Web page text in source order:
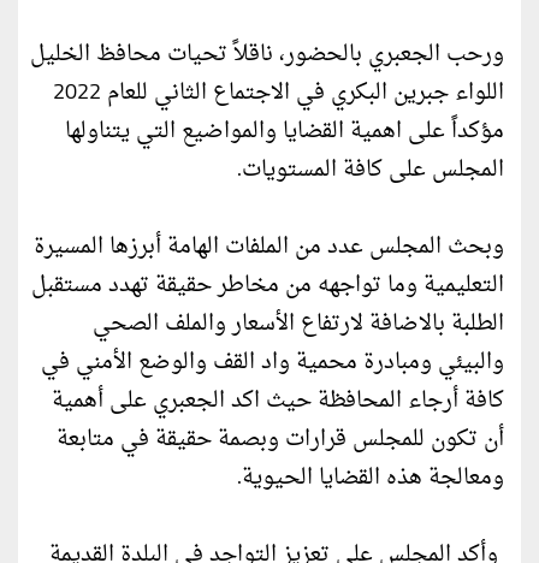
ورحب الجعبري بالحضور، ناقلاً تحيات محافظ الخليل
اللواء جبرين البكري في الاجتماع الثاني للعام 2022
مؤكداً على اهمية القضايا والمواضيع التي يتناولها
المجلس على كافة المستويات.
وبحث المجلس عدد من الملفات الهامة أبرزها المسيرة
التعليمية وما تواجهه من مخاطر حقيقة تهدد مستقبل
الطلبة بالاضافة لارتفاع الأسعار والملف الصحي
والبيئي ومبادرة محمية واد القف والوضع الأمني في
كافة أرجاء المحافظة حيث اكد الجعبري على أهمية
أن تكون للمجلس قرارات وبصمة حقيقة في متابعة
ومعالجة هذه القضايا الحيوية.